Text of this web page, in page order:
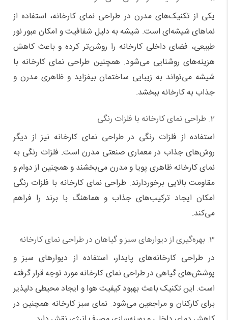
یکی از تکنیک‌های مدرن در طراحی نمای کارخانه، استفاده از
نماهای شیشه‌ای است. شیشه به دلیل شفافیت و امکان عبور نور
طبیعی، فضای داخلی کارخانه را روشن‌تر کرده و باعث کاهش
هزینه‌های روشنایی می‌شود. همچنین طراحی نمای کارخانه با
شیشه می‌تواند به زیبایی ساختمان بیفزاید و ظاهری مدرن و
جذاب به کارخانه ببخشد.
2. طراحی نمای کارخانه با فلزات رنگی
استفاده از فلزات رنگی در طراحی نمای کارخانه نیز از دیگر
روش‌های جذاب در معماری صنعتی مدرن است. فلزات رنگی به
نمای کارخانه ظاهری پویا و مدرن می‌بخشند و همچنین از دوام و
مقاومت بالایی برخوردارند. طراحی نمای کارخانه با فلزات رنگی
امکان ایجاد ترکیب‌های جذاب و هماهنگ با برند را فراهم
می‌کند.
3. بهره‌گیری از دیوارهای سبز و گیاهان در طراحی نمای کارخانه
در طراحی کارخانه‌های پایدار، استفاده از دیوارهای سبز و
پوشش‌های گیاهی در طراحی نمای کارخانه مورد توجه قرار گرفته
است. این تکنیک باعث بهبود کیفیت هوا و ایجاد محیطی دلپذیر
برای کارکنان و مراجعین می‌شود. نمای سبز کارخانه همچنین در